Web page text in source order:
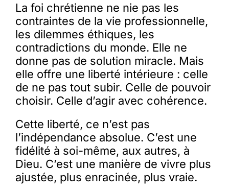
La foi chrétienne ne nie pas les
contraintes de la vie professionnelle,
les dilemmes éthiques, les
contradictions du monde. Elle ne
donne pas de solution miracle. Mais
elle offre une liberté intérieure : celle
de ne pas tout subir. Celle de pouvoir
choisir. Celle d’agir avec cohérence.
Cette liberté, ce n’est pas
l’indépendance absolue. C’est une
fidélité à soi-même, aux autres, à
Dieu. C’est une manière de vivre plus
ajustée, plus enracinée, plus vraie.